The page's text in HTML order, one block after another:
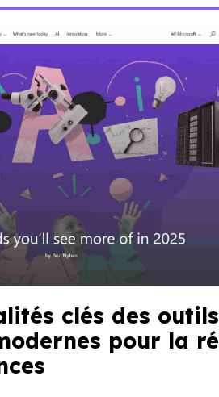
clés des
pour la